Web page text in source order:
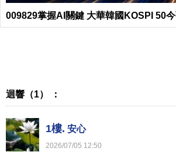
009829掌握AI關鍵 大華韓國KOSPI 50
迴響（1） ：
1樓. 安心
2026/07/05 12:50